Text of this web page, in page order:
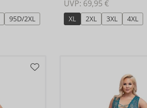
95D/2XL
UVP: 69,95 €
XL 2XL 3XL 4XL